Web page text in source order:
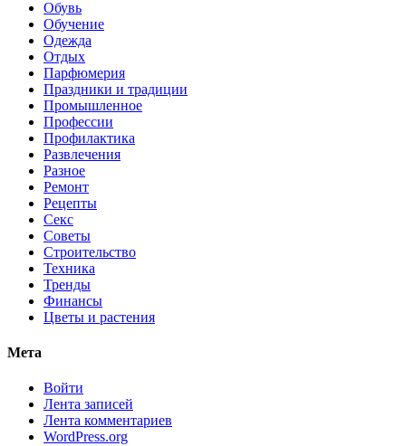
Обувь
Обучение
Одежда
Отдых
Парфюмерия
Праздники и традиции
Промышленное
Профессии
Профилактика
Развлечения
Разное
Ремонт
Рецепты
Секс
Советы
Строительство
Техника
Тренды
Финансы
Цветы и растения
Мета
Войти
Лента записей
Лента комментариев
WordPress.org